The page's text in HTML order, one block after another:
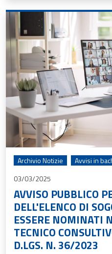
Archivio Notizie
Avvisi in
03/03/2025
AVVISO PUBBLICO
DELL'ELENCO DI
ESSERE NOMINATI
TECNICO
D.LGS. N. 36/2023